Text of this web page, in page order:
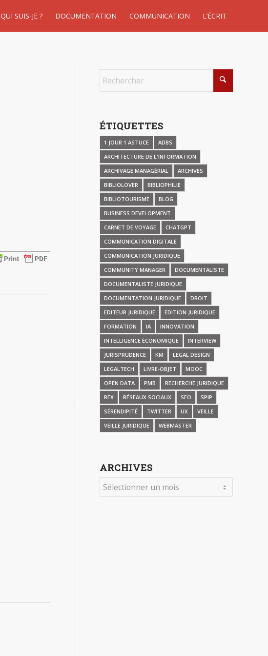
QUI SUIS-JE ? DOCUMENTATION COMMUNICATION L’ÉCRIT
ÉTIQUETTES
1 JOUR 1 ASTUCE
ADBS
ARCHITECTURE DE L'INFORMATION
ARCHIVAGE MANAGÉRIAL
ARCHIVES
BIBLIOLOVER
BIBLIOPHILIE
BIBLIOTOURISME
BLOG
BUSINESS DEVELOPMENT
CARNET DE VOYAGE
CHATGPT
COMMUNICATION DIGITALE
COMMUNICATION JURIDIQUE
COMMUNITY MANAGER
DOCUMENTALISTE
DOCUMENTALISTE JURIDIQUE
DOCUMENTATION JURIDIQUE
DROIT
EDITEUR JURIDIQUE
EDITION JURIDIQUE
FORMATION
IA
INNOVATION
INTELLIGENCE ÉCONOMIQUE
INTERVIEW
JURISPRUDENCE
KM
LEGAL DESIGN
LEGALTECH
LIVRE-OBJET
MOOC
OPEN DATA
PMB
RECHERCHE JURIDIQUE
REX
RÉSEAUX SOCIAUX SEO
SPIP
SÉRENDIPITÉ
TWITTER UX
VEILLE
VEILLE JURIDIQUE
WEBMASTER
ARCHIVES